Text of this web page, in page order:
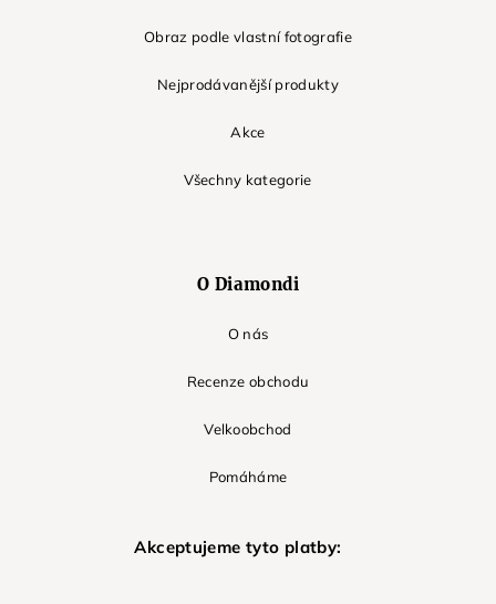
Obraz podle vlastní fotografie
Nejprodávanější produkty
Akce
Všechny kategorie
O Diamondi
O nás
Recenze obchodu
Velkoobchod
Pomáháme
Akceptujeme tyto platby: